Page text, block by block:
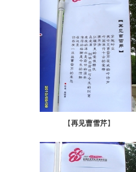
【再见曹雪芹】